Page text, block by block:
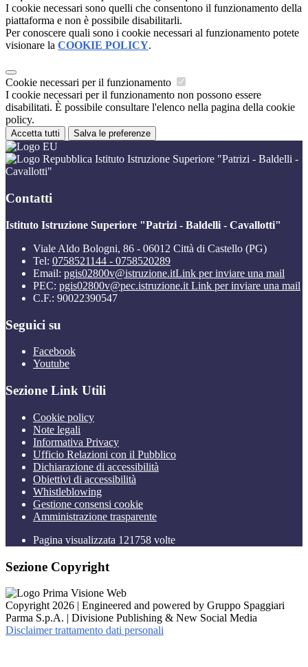
I cookie necessari sono quelli che consentono il funzionamento della
piattaforma e non è possibile disabilitarli.
Per conoscere quali sono i cookie necessari al funzionamento potete
visionare la COOKIE POLICY.
Cookie necessari per il funzionamento
I cookie necessari per il funzionamento non possono essere
disabilitati. È possibile consultare l'elenco nella pagina della cookie
policy.
Accetta tutti Salva le preferenze
Istituto Istruzione Superiore "Patrizi - Baldelli -
Cavallotti"
Contatti
Istituto Istruzione Superiore "Patrizi - Baldelli - Cavallotti"
Viale Aldo Bologni, 86 - 06012 Città di Castello (PG)
Tel: 0758521144 - 0758520289
Email: pgis02800v@istruzione.itLink per inviare una mail
PEC: pgis02800v@pec.istruzione.it Link per inviare una mail
C.F.: 90022390547
Seguici su
Facebook
Youtube
Sezione Link Utili
Cookie policy
Note legali
Informativa Privacy
Ufficio Relazioni con il Pubblico
Dichiarazione di accessibilità
Obiettivi di accessibilità
Whistleblowing
Gestione consensi cookie
Amministrazione trasparente
Pagina visualizzata 121758 volte
Sezione Copyright
Copyright 2026 | Engineered and powered by Gruppo Spaggiari
Parma S.p.A. | Divisione Publishing & New Social Media
Disclaimer trattamento dati personali